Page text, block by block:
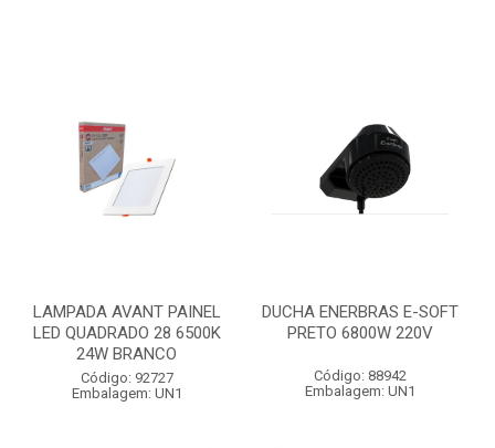
LAMPADA AVANT PAINEL
LED QUADRADO 28 6500K
24W BRANCO
Código: 92727
Embalagem: UN1
DUCHA ENERBRAS E-SOFT
PRETO 6800W 220V
Código: 88942
Embalagem: UN1